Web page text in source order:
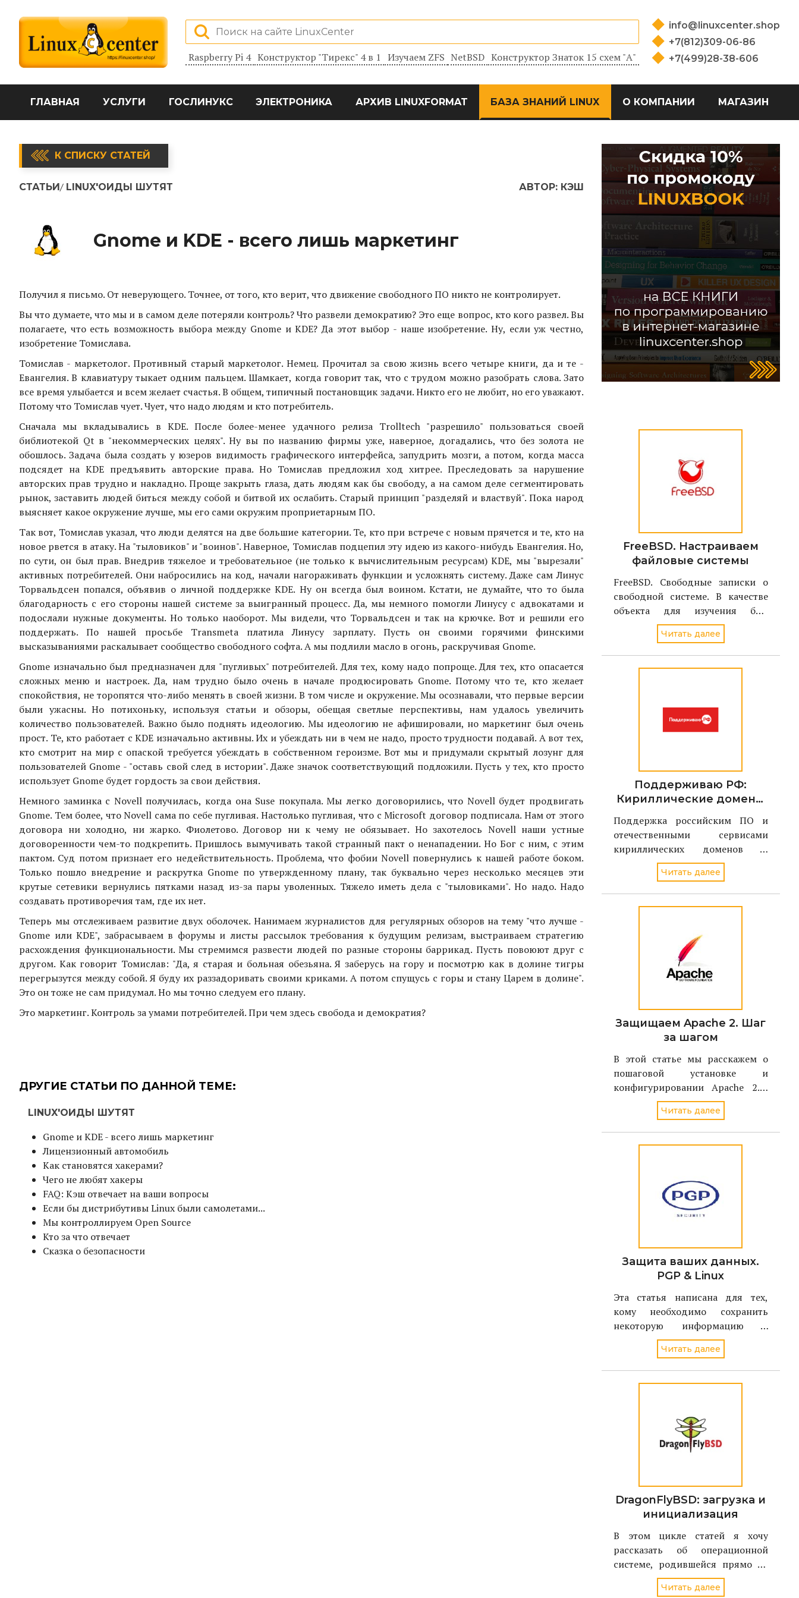
Raspberry Pi 4 Конструктор "Тирекс" 4 в 1 Изучаем ZFS NetBSD Конструктор Знаток 15 схем "А"
info@linuxcenter.shop
+7(812)309-06-86
+7(499)28-38-606
ГЛАВНАЯ УСЛУГИ ГОСЛИНУКС ЭЛЕКТРОНИКА АРХИВ LINUXFORMAT БАЗА ЗНАНИЙ LINUX О КОМПАНИИ МАГАЗИН
К СПИСКУ СТАТЕЙ
СТАТЬИ LINUX'ОИДЫ ШУТЯТ АВТОР: КЭШ
Gnome и KDE - всего лишь маркетинг
Получил я письмо. От неверующего. Точнее, от того, кто верит, что движение свободного ПО никто не контролирует.
Вы что думаете, что мы и в самом деле потеряли контроль? Что развели демократию? Это еще вопрос, кто кого развел. Вы
полагаете, что есть возможность выбора между Gnome и KDE? Да этот выбор - наше изобретение. Ну, если уж честно,
изобретение Томислава.
Томислав - маркетолог. Противный старый маркетолог. Немец. Прочитал за свою жизнь всего четыре книги, да и те -
Евангелия. В клавиатуру тыкает одним пальцем. Шамкает, когда говорит так, что с трудом можно разобрать слова. Зато
все время улыбается и всем желает счастья. В общем, типичный постановщик задачи. Никто его не любит, но его уважают.
Потому что Томислав чует. Чует, что надо людям и кто потребитель.
Сначала мы вкладывались в KDE. После более-менее удачного релиза Trolltech "разрешило" пользоваться своей
библиотекой Qt в "некоммерческих целях". Ну вы по названию фирмы уже, наверное, догадались, что без золота не
обошлось. Задача была создать у юзеров видимость графического интерфейса, запудрить мозги, а потом, когда масса
подсядет на KDE предъявить авторские права. Но Томислав предложил ход хитрее. Преследовать за нарушение
авторских прав трудно и накладно. Проще закрыть глаза, дать людям как бы свободу, а на самом деле сегментировать
рынок, заставить людей биться между собой и битвой их ослабить. Старый принцип "разделяй и властвуй". Пока народ
выясняет какое окружение лучше, мы его сами окружим проприетарным ПО.
Так вот, Томислав указал, что люди делятся на две большие категории. Те, кто при встрече с новым прячется и те, кто на
новое рвется в атаку. На "тыловиков" и "воинов". Наверное, Томислав подцепил эту идею из какого-нибудь Евангелия. Но,
по сути, он был прав. Внедрив тяжелое и требовательное (не только к вычислительным ресурсам) KDE, мы "вырезали"
активных потребителей. Они набросились на код, начали нагораживать функции и усложнять систему. Даже сам Линус
Торвальдсен попался, объявив о личной поддержке KDE. Ну он всегда был воином. Кстати, не думайте, что то была
благодарность с его стороны нашей системе за выигранный процесс. Да, мы немного помогли Линусу с адвокатами и
подослали нужные документы. Но только наоборот. Мы видели, что Торвальдсен и так на крючке. Вот и решили его
поддержать. По нашей просьбе Transmeta платила Линусу зарплату. Пусть он своими горячими финскими
высказываниями раскалывает сообщество свободного софта. А мы подлили масло в огонь, раскручивая Gnome.
Gnome изначально был предназначен для "пугливых" потребителей. Для тех, кому надо попроще. Для тех, кто опасается
сложных меню и настроек. Да, нам трудно было очень в начале продюсировать Gnome. Потому что те, кто желает
спокойствия, не торопятся что-либо менять в своей жизни. В том числе и окружение. Мы осознавали, что первые версии
были ужасны. Но потихоньку, используя статьи и обзоры, обещая светлые перспективы, нам удалось увеличить
количество пользователей. Важно было поднять идеологию. Мы идеологию не афишировали, но маркетинг был очень
прост. Те, кто работает с KDE изначально активны. Их и убеждать ни в чем не надо, просто трудности подавай. А вот тех,
кто смотрит на мир с опаской требуется убеждать в собственном героизме. Вот мы и придумали скрытый лозунг для
пользователей Gnome - "оставь свой след в истории". Даже значок соответствующий подложили. Пусть у тех, кто просто
использует Gnome будет гордость за свои действия.
Немного заминка с Novell получилась, когда она Suse покупала. Мы легко договорились, что Novell будет продвигать
Gnome. Тем более, что Novell сама по себе пугливая. Настолько пугливая, что с Microsoft договор подписала. Нам от этого
договора ни холодно, ни жарко. Фиолетово. Договор ни к чему не обязывает. Но захотелось Novell наши устные
договоренности чем-то подкрепить. Пришлось вымучивать такой странный пакт о ненападении. Но Бог с ним, с этим
пактом. Суд потом признает его недействительность. Проблема, что фобии Novell повернулись к нашей работе боком.
Только пошло внедрение и раскрутка Gnome по утвержденному плану, так буквально через несколько месяцев эти
крутые сетевики вернулись пятками назад из-за пары уволенных. Тяжело иметь дела с "тыловиками". Но надо. Надо
создавать противоречия там, где их нет.
Теперь мы отслеживаем развитие двух оболочек. Нанимаем журналистов для регулярных обзоров на тему "что лучше -
Gnome или KDE", забрасываем в форумы и листы рассылок требования к будущим релизам, выстраиваем стратегию
расхождения функциональности. Мы стремимся развести людей по разные стороны баррикад. Пусть повоюют друг с
другом. Как говорит Томислав: "Да, я старая и больная обезьяна. Я заберусь на гору и посмотрю как в долине тигры
перегрызутся между собой. Я буду их раззадоривать своими криками. А потом спущусь с горы и стану Царем в долине".
Это он тоже не сам придумал. Но мы точно следуем его плану.
Это маркетинг. Контроль за умами потребителей. При чем здесь свобода и демократия?
ДРУГИЕ СТАТЬИ ПО ДАННОЙ ТЕМЕ:
LINUX'ОИДЫ ШУТЯТ
Gnome и KDE - всего лишь маркетинг
Лицензионный автомобиль
Как становятся хакерами?
Чего не любят хакеры
FAQ: Кэш отвечает на ваши вопросы
Если бы дистрибутивы Linux были самолетами...
Мы контроллируем Open Source
Кто за что отвечает
Сказка о безопасности
FreeBSD. Настраиваем
файловые системы
FreeBSD. Свободные записки о
свободной системе. В качестве
объекта для изучения был
избран однодисковый вариант
FreeBSD стабильной версии - 4.2
Читать далее
Поддерживаю РФ:
Кириллические домены
поддерживаться в
российском ПО и
сервисах
Поддержка российским ПО и
отечественными сервисами
кириллических доменов и
адресов электронной почты
станет ключевой задачей
проекта Поддерживаю.РФ в 2021
году. По словам директора
доменов .RU/.РФ Андрея
Воробьева, национальный дом
Читать далее
Защищаем Apache 2. Шаг
за шагом
В этой статье мы расскажем о
пошаговой установке и
конфигурировании Apache 2.0,
чтобы снизить риск
неавторизованного доступа или
успешного взлома в случае
применения новой уязвимости,
будет пользовать
Читать далее
Защита ваших данных.
PGP & Linux
Эта статья написана для тех,
кому необходимо сохранить
некоторую информацию в
секрете и кто пока не решил как
это сделать....Читать далее
DragonFlyBSD: загрузка и
инициализация
В этом цикле статей я хочу
рассказать об операционной
системе, родившейся прямо на
наших глазах - летом 2004 года.
Имя ей - DragonFlyBSD, и являет
Читать далее